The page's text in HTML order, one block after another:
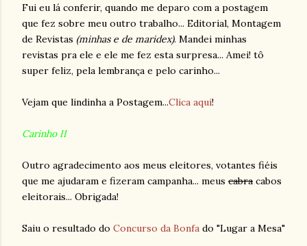
Fui eu lá conferir, quando me deparo com a postagem
que fez sobre meu outro trabalho... Editorial, Montagem
de Revistas (minhas e de maridex). Mandei minhas
revistas pra ele e ele me fez esta surpresa... Amei! tô
super feliz, pela lembrança e pelo carinho...
Vejam que lindinha a Postagem...Clica aqui!
Carinho II
Outro agradecimento aos meus eleitores, votantes fiéis
que me ajudaram e fizeram campanha... meus cabra cabos
eleitorais... Obrigada!
Saiu o resultado do Concurso da Bonfa do "Lugar a Mesa"